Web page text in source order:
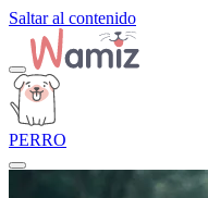
Saltar al contenido
PERRO